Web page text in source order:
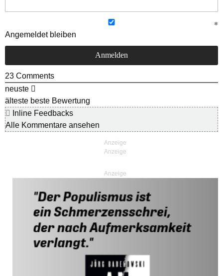
Angemeldet bleiben
23 Comments
neuste
älteste beste Bewertung
Inline Feedbacks
Alle Kommentare ansehen
Anzeige